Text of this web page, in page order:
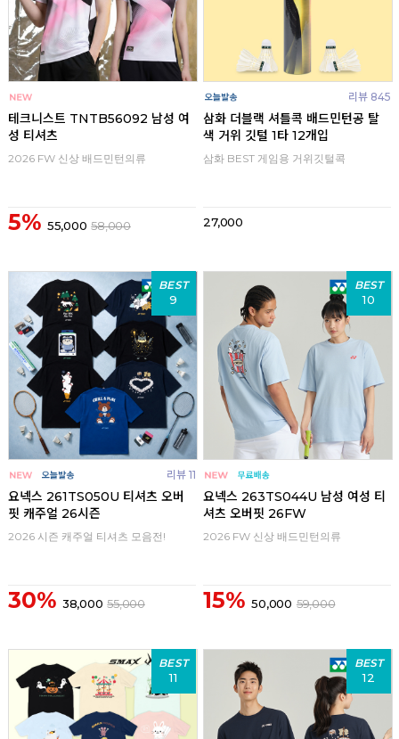
테크니스트 TNTB56092 남성 여
성 티셔츠
2026 FW 신상 배드민턴의류
5% 55,000 58,000
리뷰 845
삼화 더블랙 셔틀콕 배드민턴공 탈
색 거위 깃털 1타 12개입
삼화 BEST 게임용 거위깃털콕
27,000
BEST
9
리뷰 11
요넥스 261TS050U 티셔츠 오버
핏 캐주얼 26시즌
2026 시즌 캐주얼 티셔츠 모음전!
30% 38,000 55,000
BEST
10
요넥스 263TS044U 남성 여성 티
셔츠 오버핏 26FW
2026 FW 신상 배드민턴의류
15% 50,000 59,000
BEST
11
BEST
12